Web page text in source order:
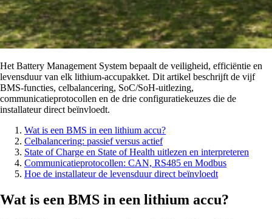
Het Battery Management System bepaalt de veiligheid, efficiëntie en
levensduur van elk lithium-accupakket. Dit artikel beschrijft de vijf
BMS-functies, celbalancering, SoC/SoH-uitlezing,
communicatieprotocollen en de drie configuratiekeuzes die de
installateur direct beïnvloedt.
Wat is een BMS in een lithium accu?
Celbalancering: passief versus actief
State of Charge en State of Health uitlezen en interpreteren
Communicatieprotocollen: CAN, RS485 en Modbus
Hoe de installateur de levensduur direct beïnvloedt
Wat is een BMS in een lithium accu?